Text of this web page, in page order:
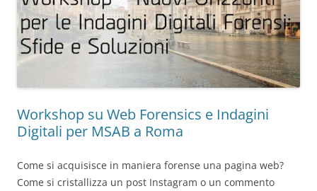
Workshop su Web Forensics e Indagini
Digitali per MSAB a Roma
Come si acquisisce in maniera forense una pagina web?
Come si cristallizza un post Instagram o un commento